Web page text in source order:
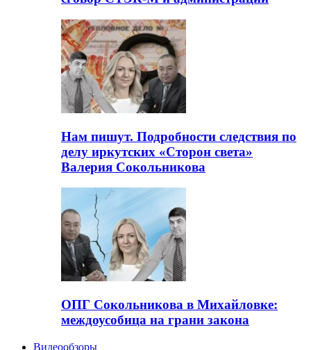
Нам пишут. Подробности следствия по
делу иркутских «Сторон света»
Валерия Сокольникова
ОПГ Сокольникова в Михайловке:
междоусобица на грани закона
Видеообзоры